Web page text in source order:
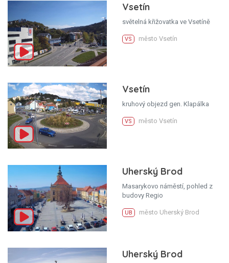
Vsetín
světelná křižovatka ve Vsetíně
VS město Vsetín
Vsetín
kruhový objezd gen. Klapálka
VS město Vsetín
Uherský Brod
Masarykovo náměstí, pohled z
budovy Regio
UB město Uherský Brod
Uherský Brod